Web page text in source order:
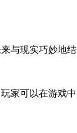
与现实巧妙地
家可以在游